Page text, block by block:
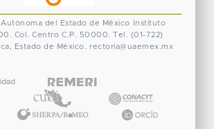
Autónoma del Estado de México
Instituto
Col. Centro C.P. 50000. Tel. (01-722)
Estado de México. rectoria@uaemex.mx